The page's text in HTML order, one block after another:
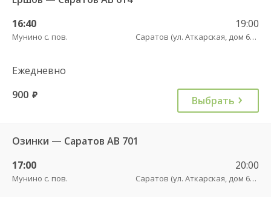
16:40
Мунино с. пов.
19:00
Саратов (ул. Аткарская, дом 66 А)
Ежедневно
900 руб. Выбрать
Озинки — Саратов АВ 701
17:00
Мунино с. пов.
20:00
Саратов (ул. Аткарская, дом 66 А)